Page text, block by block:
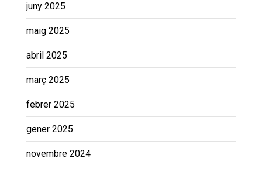
juny 2025
maig 2025
abril 2025
març 2025
febrer 2025
gener 2025
novembre 2024